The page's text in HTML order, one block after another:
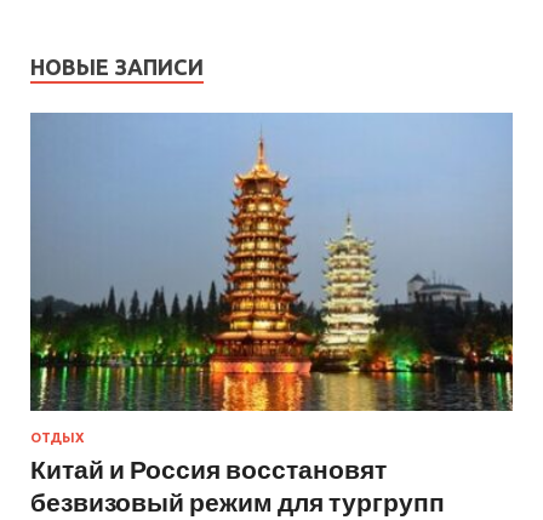
НОВЫЕ ЗАПИСИ
ОТДЫХ
Китай и Россия восстановят
безвизовый режим для тургрупп